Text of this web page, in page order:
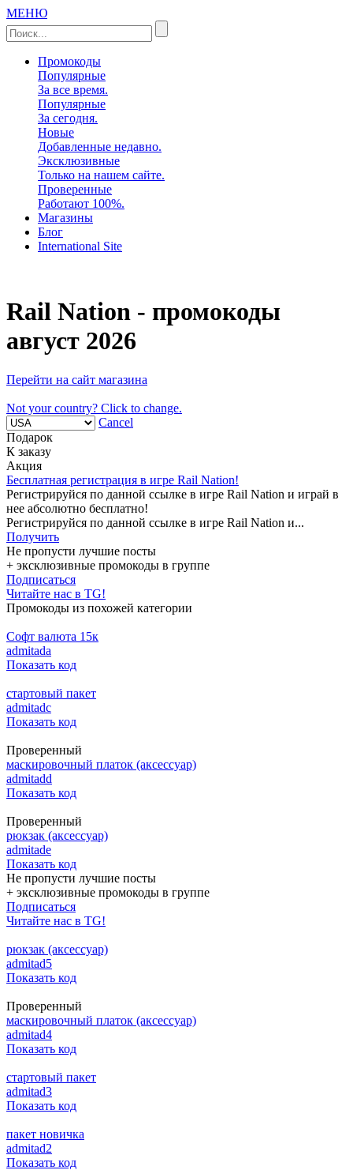
МЕНЮ
Промокоды
Популярные
За все время.
Популярные
За сегодня.
Новые
Добавленные недавно.
Эксклюзивные
Только на нашем сайте.
Проверенные
Работают 100%.
Магазины
Блог
International Site
Rail Nation - промокоды
август 2026
Перейти на сайт магазина
Not your country? Click to change.
Cancel
Подарок
К заказу
Акция
Бесплатная регистрация в игре Rail Nation!
Регистрируйся по данной ссылке в игре Rail Nation и играй в
нее абсолютно бесплатно!
Регистрируйся по данной ссылке в игре Rail Nation и...
Получить
Не пропусти лучшие посты
+ эксклюзивные промокоды в группе
Подписаться
Читайте нас в TG!
Промокоды из похожей категории
Cофт валюта 15к
admitada
Показать код
стартовый пакет
admitadc
Показать код
Проверенный
маскировочный платок (аксессуар)
admitadd
Показать код
Проверенный
рюкзак (аксессуар)
admitade
Показать код
Не пропусти лучшие посты
+ эксклюзивные промокоды в группе
Подписаться
Читайте нас в TG!
рюкзак (аксессуар)
admitad5
Показать код
Проверенный
маскировочный платок (аксессуар)
admitad4
Показать код
стартовый пакет
admitad3
Показать код
пакет новичка
admitad2
Показать код